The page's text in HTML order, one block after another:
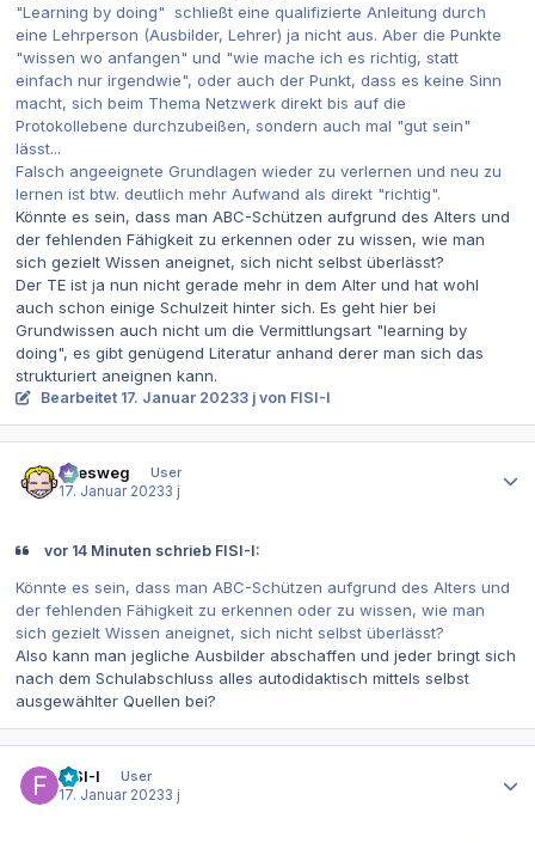
"Learning by doing" schließt eine qualifizierte Anleitung durch
eine Lehrperson (Ausbilder, Lehrer) ja nicht aus. Aber die Punkte
"wissen wo anfangen" und "wie mache ich es richtig, statt
einfach nur irgendwie", oder auch der Punkt, dass es keine Sinn
macht, sich beim Thema Netzwerk direkt bis auf die
Protokollebene durchzubeißen, sondern auch mal "gut sein"
lässt...
Falsch angeeignete Grundlagen wieder zu verlernen und neu zu
lernen ist btw. deutlich mehr Aufwand als direkt "richtig".
Könnte es sein, dass man ABC-Schützen aufgrund des Alters und
der fehlenden Fähigkeit zu erkennen oder zu wissen, wie man
sich gezielt Wissen aneignet, sich nicht selbst überlässt?
Der TE ist ja nun nicht gerade mehr in dem Alter und hat wohl
auch schon einige Schulzeit hinter sich. Es geht hier bei
Grundwissen auch nicht um die Vermittlungsart "learning by
doing", es gibt genügend Literatur anhand derer man sich das
strukturiert aneignen kann.
Bearbeitet 17. Januar 20233 j von FISI-I
allesweg
User
17. Januar 20233 j
vor 14 Minuten schrieb FISI-I:
Könnte es sein, dass man ABC-Schützen aufgrund des Alters und
der fehlenden Fähigkeit zu erkennen oder zu wissen, wie man
sich gezielt Wissen aneignet, sich nicht selbst überlässt?
Also kann man jegliche Ausbilder abschaffen und jeder bringt sich
nach dem Schulabschluss alles autodidaktisch mittels selbst
ausgewählter Quellen bei?
FISI-I
User
17. Januar 20233 j